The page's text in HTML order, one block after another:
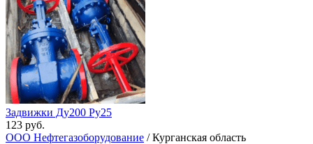
Задвижки Ду200 Ру25
123 руб.
ООО Нефтегазоборудование / Курганская область